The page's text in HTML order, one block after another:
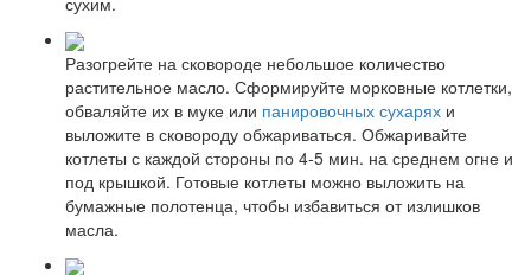
Разогрейте на сковороде небольшое количество
растительное масло. Сформируйте морковные котлетки,
обваляйте их в муке или панировочных сухарях и
выложите в сковороду обжариваться. Обжаривайте
котлеты с каждой стороны по 4-5 мин. на среднем огне и
под крышкой. Готовые котлеты можно выложить на
бумажные полотенца, чтобы избавиться от излишков
масла.